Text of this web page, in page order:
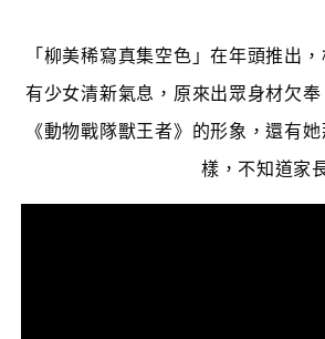
「柳美稀寫真集空色」在年頭推出
有少女清新氣息，原來出眾身材欠
《動物戰隊獸王者》的形象，還有
樣，不知道家